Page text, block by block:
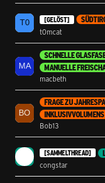
[GELÖST]
t0mcat
SCHNELLE
MANUELLE
macbeth
FRAGE ZU
INKLUSIVVOLUMENS
Bob13
[SAMMELTHREAD]
congstar